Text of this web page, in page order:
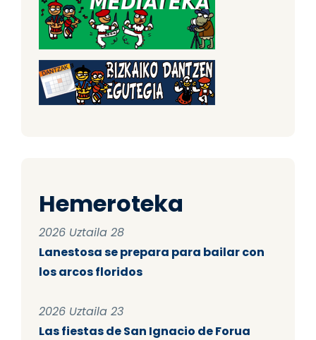
Hemeroteka
2026 Uztaila 28
Lanestosa se prepara para bailar con
los arcos floridos
2026 Uztaila 23
Las fiestas de San Ignacio de Forua